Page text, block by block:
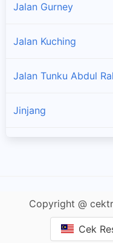
Jalan Gurney
Jalan Kuching
Jalan Tunku Abdul
Jinjang
Copyright @
Cek